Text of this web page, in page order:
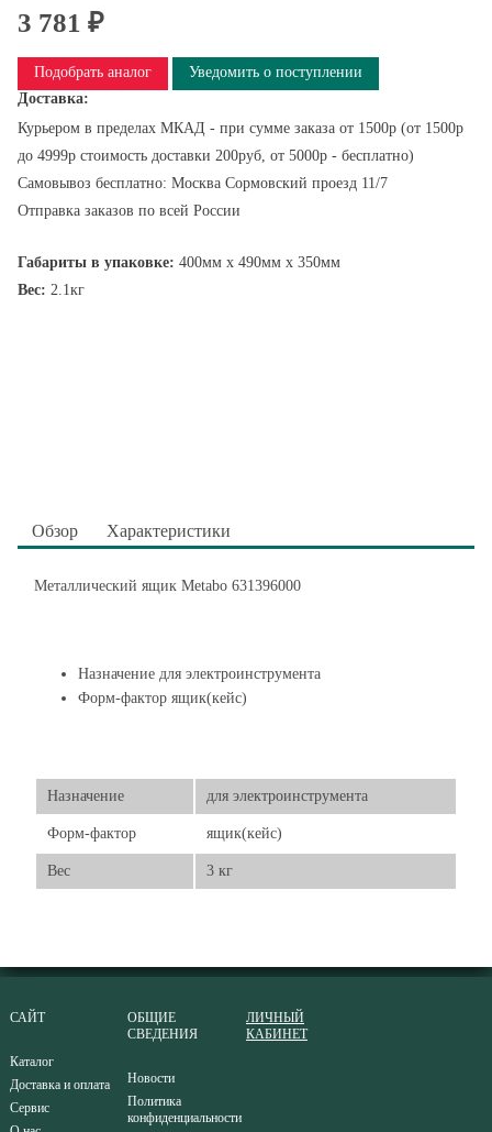
3 781 ₽
Подобрать аналог
Уведомить о поступлении
Доставка:
Курьером в пределах МКАД - при сумме заказа от 1500р (от 1500р
до 4999р стоимость доставки 200руб, от 5000р - бесплатно)
Самовывоз бесплатно: Москва Сормовский проезд 11/7
Отправка заказов по всей России
Габариты в упаковке: 400мм x 490мм x 350мм
Вес: 2.1кг
Обзор Характеристики
Металлический ящик Metabo 631396000
Назначение для электроинструмента
Форм-фактор ящик(кейс)
Назначение для электроинструмента
Форм-фактор ящик(кейс)
Вес 3 кг
САЙТ
Каталог
Доставка и оплата
Сервис
ОБЩИЕ
СВЕДЕНИЯ
Новости
Политика
конфиденциальности
ЛИЧНЫЙ
КАБИНЕТ